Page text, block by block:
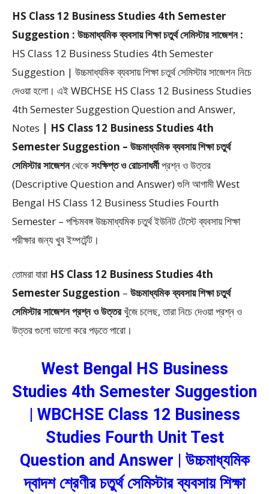
HS Class 12 Business Studies 4th Semester
Suggestion : উচ্চমাধ্যমিক ব্যবসায় শিক্ষা চতুর্থ সেমিস্টার সাজেশন :
HS Class 12 Business Studies 4th Semester
Suggestion | উচ্চমাধ্যমিক ব্যবসায় শিক্ষা চতুর্থ সেমিস্টার সাজেশন নিচে
দেওয়া হলো। এই WBCHSE HS Class 12 Business Studies
4th Semester Suggestion Question and Answer,
Notes | HS Class 12 Business Studies 4th
Semester Suggestion – উচ্চমাধ্যমিক ব্যবসায় শিক্ষা চতুর্থ
সেমিস্টার সাজেশনথেকেসংক্ষিপ্ত ও রোচনাধর্মীপ্রশ্ন ও উত্তর
(Descriptive Question and Answer) গুলি আগামী West
Bengal HS Class 12 Business Studies Fourth
Semester – পশ্চিমবঙ্গ উচ্চমাধ্যমিক চতুর্থ ইউনিট টেস্টে ব্যবসায় শিক্ষা
পরীক্ষার জন্য খুব ইম্পর্টেন্ট।
তোমরা যারা HS Class 12 Business Studies 4th
Semester Suggestion – উচ্চমাধ্যমিক ব্যবসায় শিক্ষা চতুর্থ
সেমিস্টার সাজেশন প্রশ্ন ও উত্তরখুঁজে চলেছ, তারা নিচে দেওয়া প্রশ্ন ও
উত্তর গুলো ভালো করে পড়তে পারো।
West Bengal HS Business
Studies 4th Semester Suggestion
| WBCHSE Class 12 Business
Studies Fourth Unit Test
Question and Answer | উচ্চমাধ্যমিক
দ্বাদশ শ্রেণীর চতুর্থ সেমিস্টার ব্যবসায় শিক্ষা